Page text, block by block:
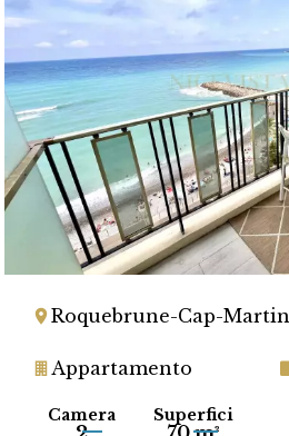
Roquebrune-Cap-Martin
Appartamento
Camera Superfici